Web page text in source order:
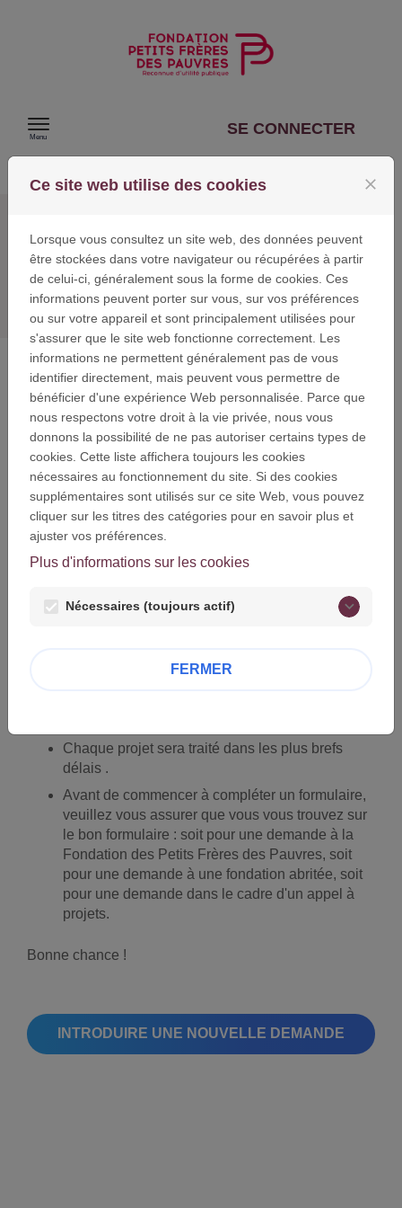
Menu SE CONNECTER
DEMANDE DE
SOUTIEN
Bienvenue sur la plateforme de demandes de
financement de la Fondation des Petits Frères des
Pauvres et de ses fondations abritées. Nous vous
invitons à lire les points ci-dessous avant de
commencer la soumission de votre projet :
Ce site a pour objectif d'optimiser le processus
de sélection en vous guidant dans la description
de votre projet au travers d'une série de
formulaires de demande de soutien ;
Chaque formulaire inclut une aide pour vous
Vous pouvez enregistrer votre projet et décider
Chaque projet sera traité dans les plus brefs
délais .
Avant de commencer à compléter un formulaire,
veuillez vous assurer que vous vous trouvez sur
le bon formulaire : soit pour une demande à la
Fondation des Petits Frères des Pauvres, soit
pour une demande à une fondation abritée, soit
pour une demande dans le cadre d'un appel à
projets.
Bonne chance !
INTRODUIRE UNE NOUVELLE DEMANDE
Ce site web utilise des cookies close
Lorsque vous consultez un site web, des données peuvent
être stockées dans votre navigateur ou récupérées à partir
de celui-ci, généralement sous la forme de cookies. Ces
informations peuvent porter sur vous, sur vos préférences
ou sur votre appareil et sont principalement utilisées pour
s'assurer que le site web fonctionne correctement. Les
informations ne permettent généralement pas de vous
identifier directement, mais peuvent vous permettre de
bénéficier d'une expérience Web personnalisée. Parce que
nous respectons votre droit à la vie privée, nous vous
donnons la possibilité de ne pas autoriser certains types de
cookies. Cette liste affichera toujours les cookies
nécessaires au fonctionnement du site. Si des cookies
supplémentaires sont utilisés sur ce site Web, vous pouvez
cliquer sur les titres des catégories pour en savoir plus et
ajuster vos préférences.
Plus d'informations sur les cookies
Nécessaires (toujours actif)
FERMER